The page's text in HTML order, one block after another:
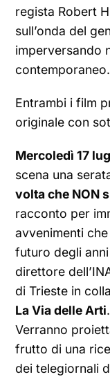
regista Robert
sull’onda del
imperversando
contemporaneo.
Entrambi i film
originale con
Mercoledì 17
scena una
volta che NON
racconto per
avvenimenti
futuro degli
direttore
di Trieste in
La Via delle Arti.
Verranno
frutto di una
dei telegiornali